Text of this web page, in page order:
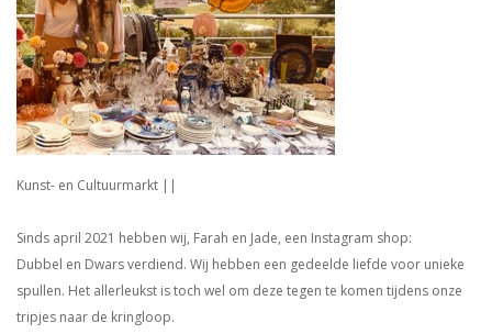
Kunst- en Cultuurmarkt ||
Sinds april 2021 hebben wij, Farah en Jade, een Instagram shop:
Dubbel en Dwars verdiend. Wij hebben een gedeelde liefde voor unieke
spullen. Het allerleukst is toch wel om deze tegen te komen tijdens onze
tripjes naar de kringloop.